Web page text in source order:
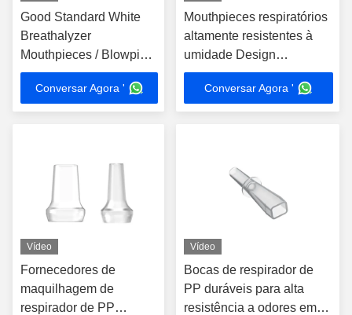
Good Standard White
Breathalyzer
Mouthpieces / Blowpipe
descartáveis para várias
máquinas
Conversar Agora '
Mouthpieces respiratórios
altamente resistentes à
umidade Design
ergonômico Durabilidade
padrão
Conversar Agora '
Vídeo
Fornecedores de
maquilhagem de
respirador de PP
Vídeo
Bocas de respirador de
PP duráveis para alta
resistência a odores em